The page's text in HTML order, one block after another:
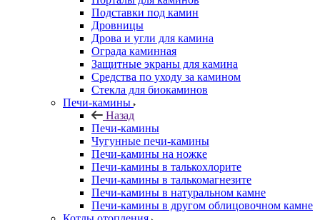
Подставки под камин
Дровницы
Дрова и угли для камина
Ограда каминная
Защитные экраны для камина
Средства по уходу за камином
Стекла для биокаминов
Печи-камины
Назад
Печи-камины
Чугунные печи-камины
Печи-камины на ножке
Печи-камины в талькохлорите
Печи-камины в талькомагнезите
Печи-камины в натуральном камне
Печи-камины в другом облицовочном камне